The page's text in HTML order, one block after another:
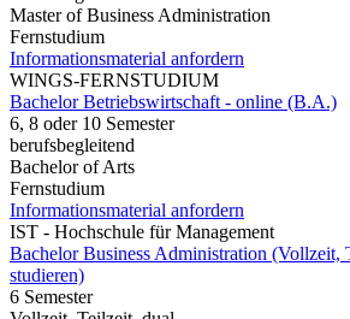
Master of Business Administration
Fernstudium
Informationsmaterial anfordern
WINGS-FERNSTUDIUM
Bachelor Betriebswirtschaft - online (B.A.)
6, 8 oder 10 Semester
berufsbegleitend
Bachelor of Arts
Fernstudium
Informationsmaterial anfordern
IST - Hochschule für Management
Bachelor Business Administration (Vollzeit,
studieren)
6 Semester